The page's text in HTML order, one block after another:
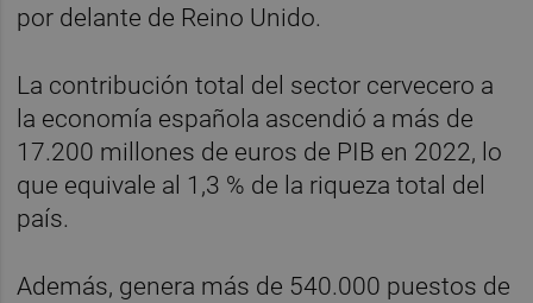
por delante de Reino Unido.
La contribución total del sector cervecero a
la economía española ascendió a más de
17.200 millones de euros de PIB en 2022, lo
que equivale al 1,3 % de la riqueza total del
país.
Además, genera más de 540.000 puestos de